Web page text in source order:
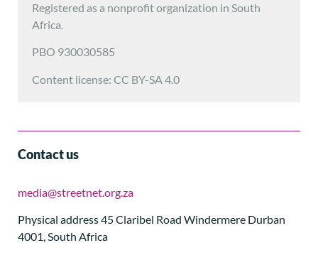
Registered as a nonprofit organization in South
Africa.
PBO 930030585
Content license: CC BY-SA 4.0
Contact us
media@streetnet.org.za
Physical address 45 Claribel Road Windermere Durban
4001, South Africa